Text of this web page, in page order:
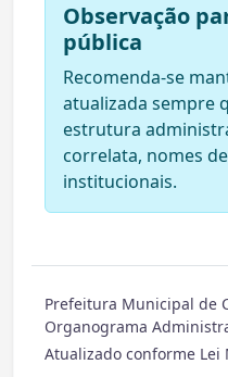
Observação
pública
Recomenda-se
atualizada sempre
estrutura
correlata, nomes
institucionais.
Prefeitura Municipal de
Organograma
Atualizado conforme Lei